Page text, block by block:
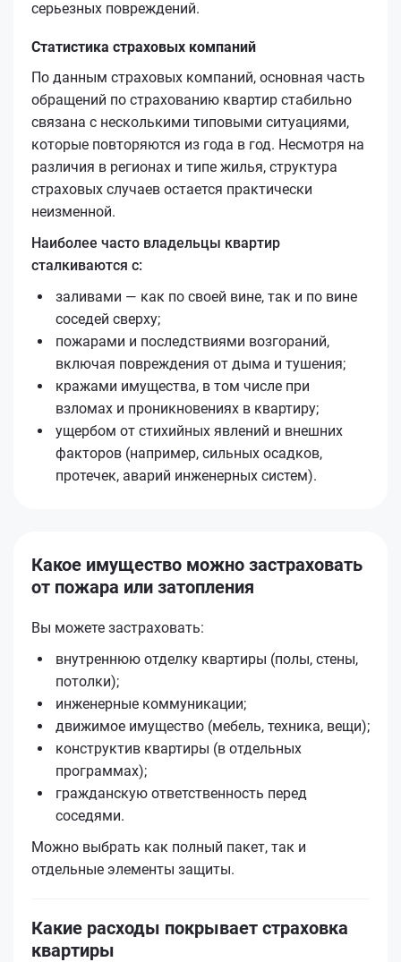
серьезных повреждений.
Статистика страховых компаний
По данным страховых компаний, основная часть
обращений по страхованию квартир стабильно
связана с несколькими типовыми ситуациями,
которые повторяются из года в год. Несмотря на
различия в регионах и типе жилья, структура
страховых случаев остается практически
неизменной.
Наиболее часто владельцы квартир
сталкиваются с:
заливами — как по своей вине, так и по вине
соседей сверху;
пожарами и последствиями возгораний,
включая повреждения от дыма и тушения;
кражами имущества, в том числе при
взломах и проникновениях в квартиру;
ущербом от стихийных явлений и внешних
факторов (например, сильных осадков,
протечек, аварий инженерных систем).
Какое имущество можно застраховать
от пожара или затопления
Вы можете застраховать:
внутреннюю отделку квартиры (полы, стены,
потолки);
инженерные коммуникации;
движимое имущество (мебель, техника, вещи);
конструктив квартиры (в отдельных
программах);
гражданскую ответственность перед
соседями.
Можно выбрать как полный пакет, так и
отдельные элементы защиты.
Какие расходы покрывает страховка
квартиры